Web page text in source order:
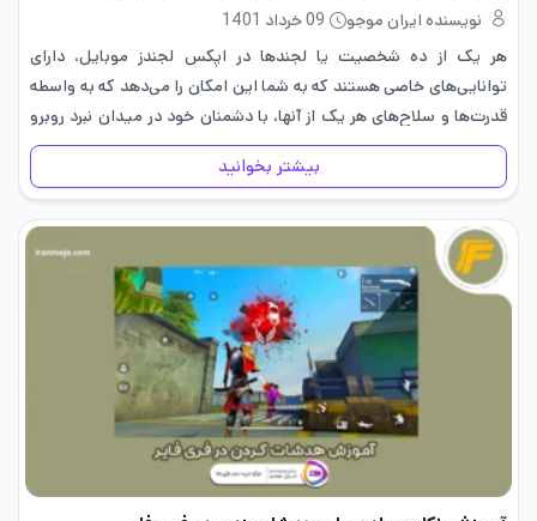
نویسنده ایران موجو
09 خرداد 1401
هر یک از ده شخصیت یا لجندها در اپکس لجندز موبایل، دارای
توانایی‌های خاصی هستند که به شما این امکان را می‌دهد که به واسطه
قدرت‌ها و سلاح‌های هر یک از آنها، با دشمنان خود در میدان نبرد روبرو
شوید.…
بیشتر بخوانید